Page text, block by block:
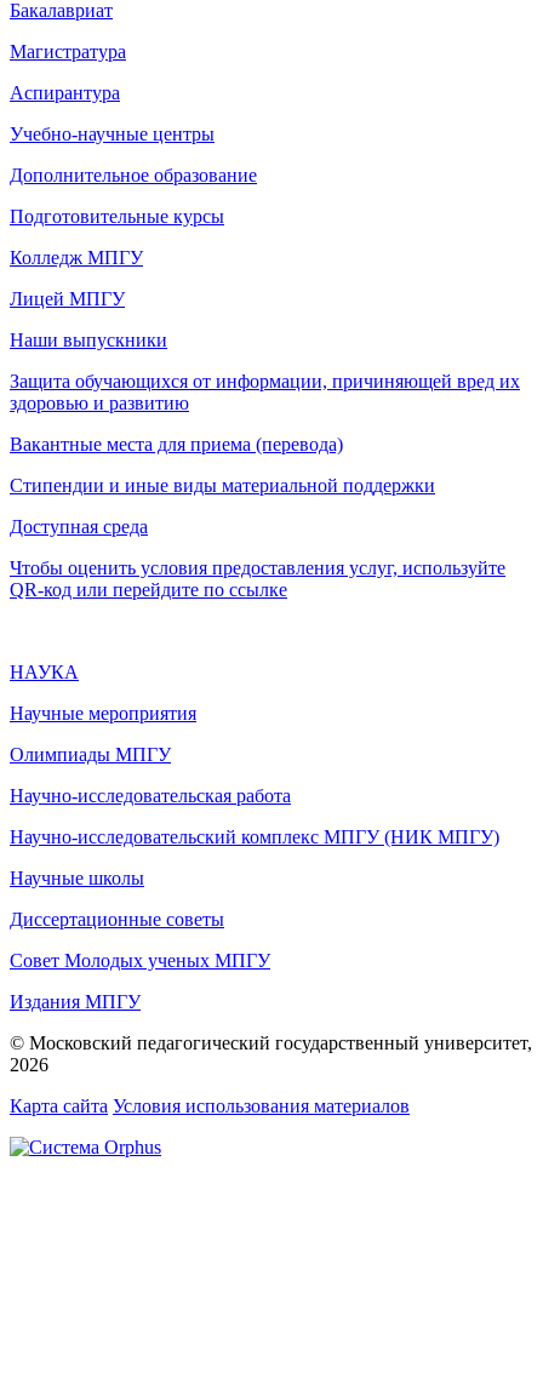
Бакалавриат
Магистратура
Аспирантура
Учебно-научные центры
Дополнительное образование
Подготовительные курсы
Колледж МПГУ
Лицей МПГУ
Наши выпускники
Защита обучающихся от информации, причиняющей вред их
здоровью и развитию
Вакантные места для приема (перевода)
Стипендии и иные виды материальной поддержки
Доступная среда
Чтобы оценить условия предоставления услуг, используйте
QR-код или перейдите по ссылке
НАУКА
Научные мероприятия
Олимпиады МПГУ
Научно-исследовательская работа
Научно-исследовательский комплекс МПГУ (НИК МПГУ)
Научные школы
Диссертационные советы
Совет Молодых ученых МПГУ
Издания МПГУ
© Московский педагогический государственный университет,
2026
Карта сайта Условия использования материалов